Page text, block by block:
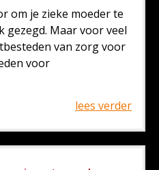
om je zieke moeder te
gezegd. Maar voor veel
van zorg voor
voor
lees verder